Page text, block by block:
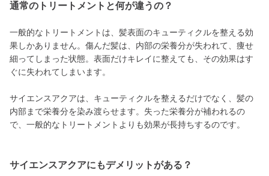
通常のトリートメントと何が違うの？
一般的なトリートメントは、髪表面のキューティクルを整える効
果しかありません。傷んだ髪は、内部の栄養分が失われて、痩せ
細ってしまった状態。表面だけキレイに整えても、その効果はす
ぐに失われてしまいます。
サイエンスアクアは、キューティクルを整えるだけでなく、髪の
内部まで栄養分を染み渡らせます。失った栄養分が補われるの
で、一般的なトリートメントよりも効果が長持ちするのです。
サイエンスアクアにもデメリットがある？